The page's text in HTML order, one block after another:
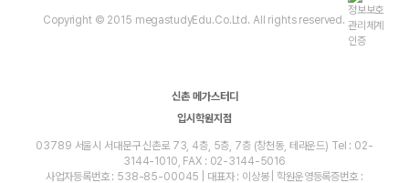
Copyright © 2015 megastudyEdu.Co.Ltd. All rights reserved.
신촌 메가스터디
입시학원지점
03789 서울시 서대문구 신촌로 73, 4층, 5층, 7층 (창천동, 테라운드) Tel : 02-
3144-1010, FAX : 02-3144-5016
사업자등록번호 : 538-85-00045 | 대표자 : 이상봉 | 학원운영등록증번호 :